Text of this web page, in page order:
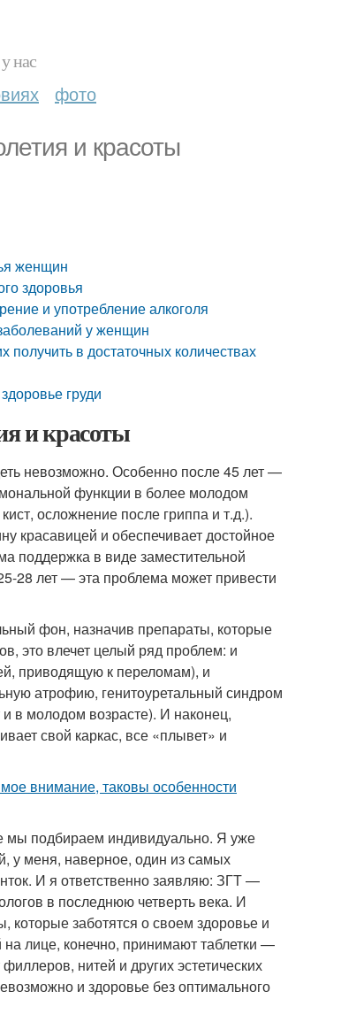
нас
фото
и красоты
женщин
здоровья
и употребление алкоголя
у женщин
в достаточных количествах
груди
и красоты
невозможно. Особенно после 45 лет —
функции в более молодом
осложнение после гриппа и т.д.).
красавицей и обеспечивает достойное
поддержка в виде заместительной
28 лет — эта проблема может привести
фон, назначив препараты, которые
это влечет целый ряд проблем: и
приводящую к переломам), и
атрофию, генитоуретальный синдром
в молодом возрасте). И наконец,
свой каркас, все «плывет» и
внимание, таковы особенности
мы подбираем индивидуально. Я уже
у меня, наверное, один из самых
И я ответственно заявляю: ЗГТ —
в последнюю четверть века. И
заботятся о своем здоровье и
лице, конечно, принимают таблетки —
нитей и других эстетических
и здоровье без оптимального